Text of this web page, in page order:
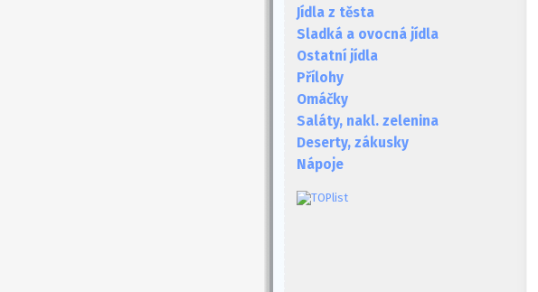
Jídla z těsta
Sladká a ovocná jídla
Ostatní jídla
Přílohy
Omáčky
Saláty, nakl. zelenina
Deserty, zákusky
Nápoje